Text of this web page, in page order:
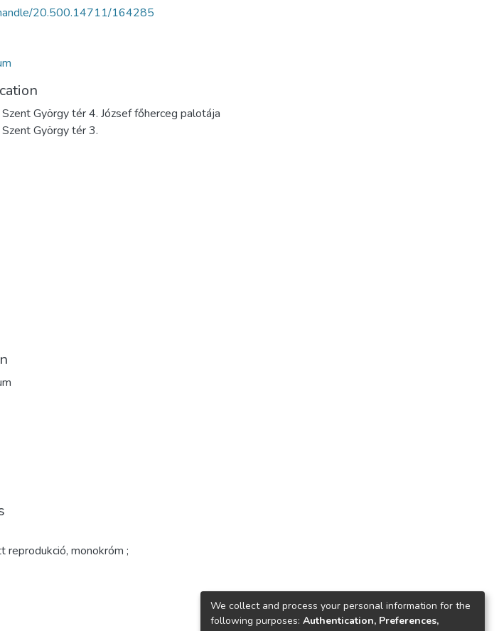
20.500.14711/164285
György tér 4. József főherceg palotája
György tér 3.
reprodukció, monokróm ;
We collect and process your personal information for the
following purposes: Authentication, Preferences,